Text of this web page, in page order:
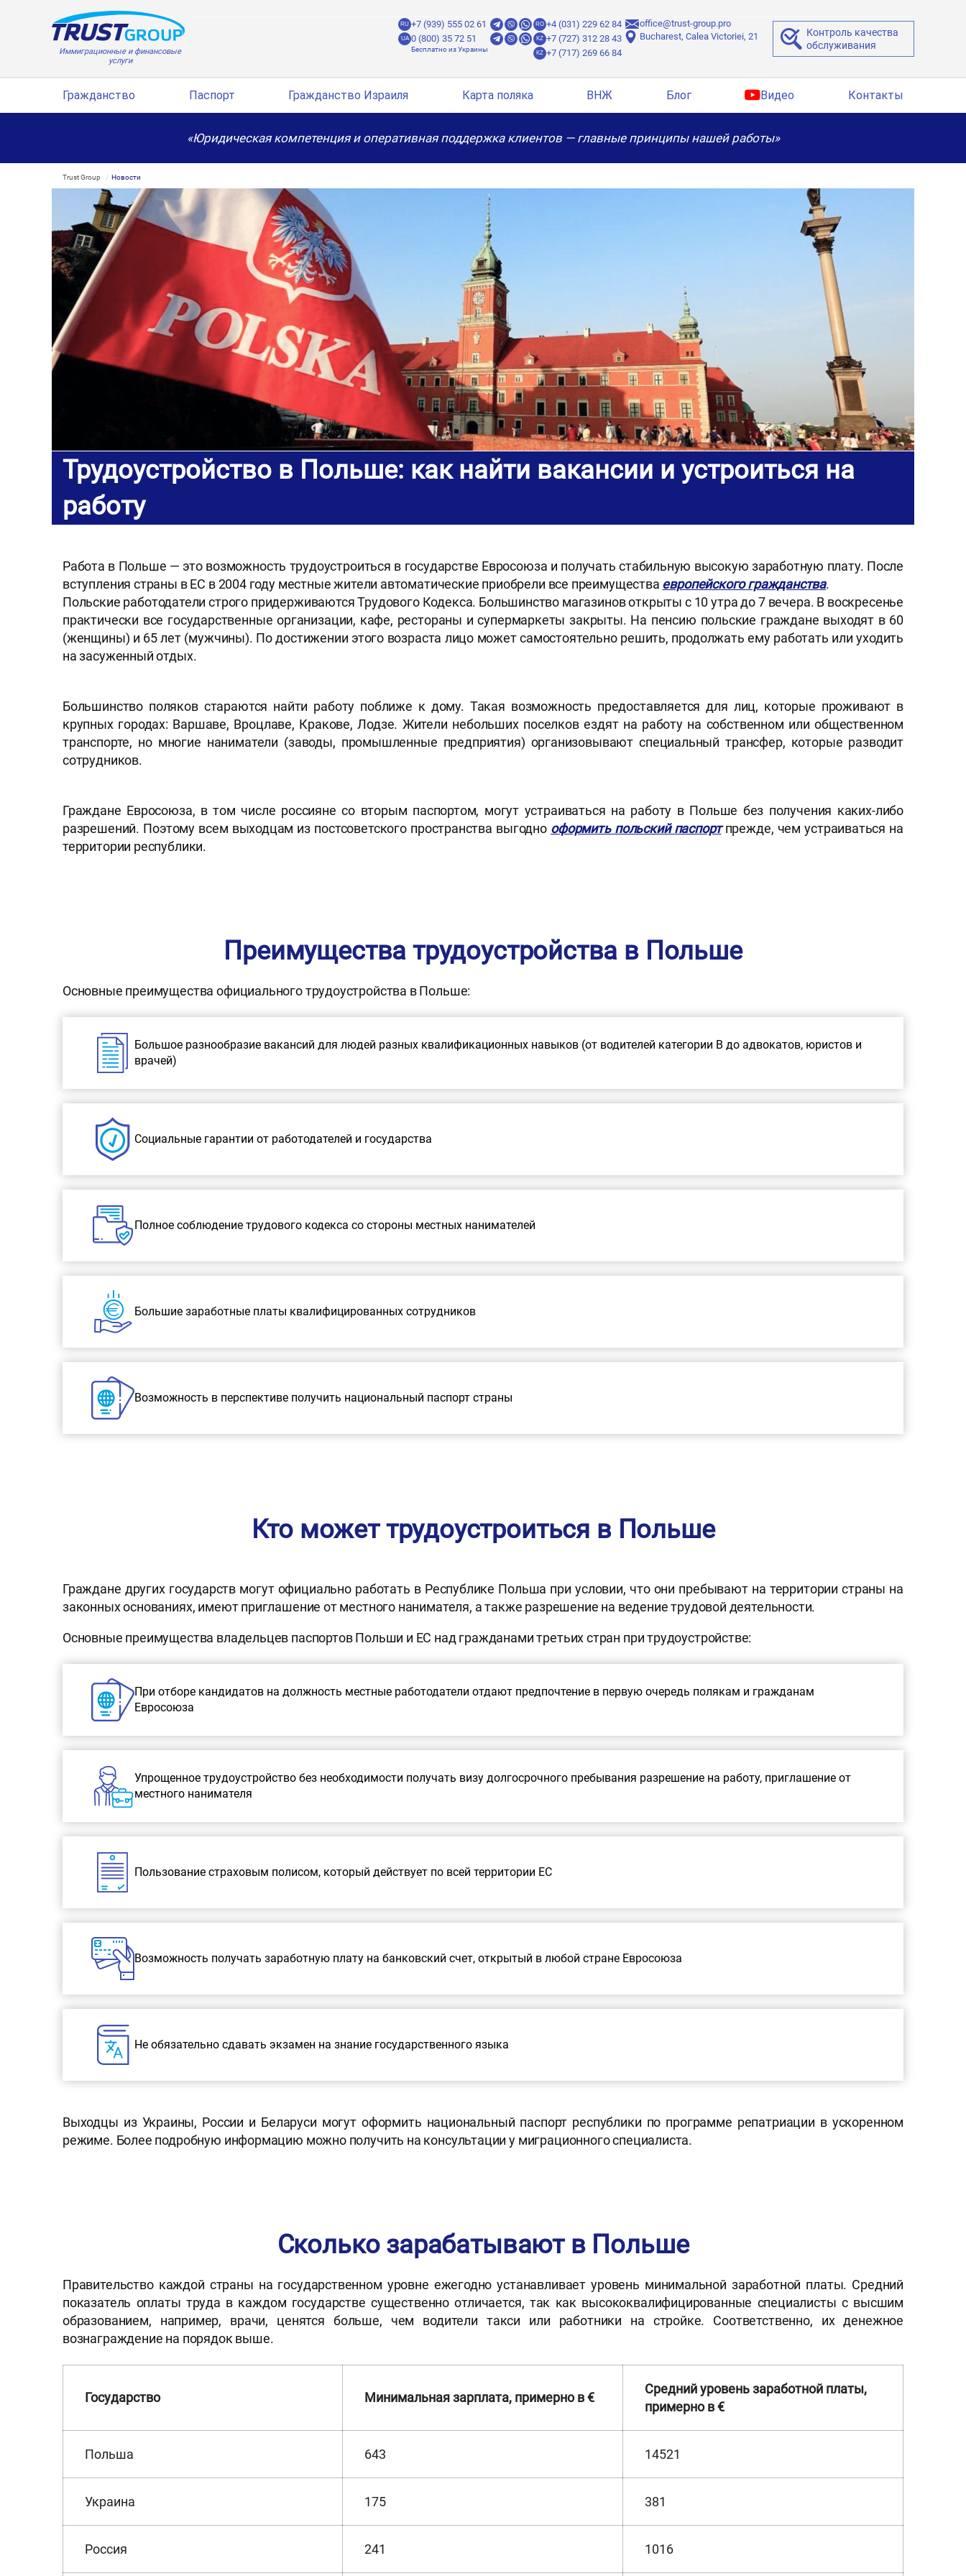
Иммиграционные и финансовые
услуги
RU +7 (939) 555 02 61
UA 0 (800) 35 72 51
RO +4 (031) 229 62 84
KZ +7 (727) 312 28 43
KZ +7 (717) 269 66 84
office@trust-group.pro
Bucharest, Calea Victoriei, 21
Контроль качества
обслуживания
Гражданство Паспорт Гражданство Израиля Карта поляка ВНЖ Блог Видео Контакты
«Юридическая компетенция и оперативная поддержка клиентов — главные принципы нашей работы»
Trust Group Новости
Трудоустройство в Польше: как найти вакансии и устроиться на
работу
Работа в Польше — это возможность трудоустроиться в государстве Евросоюза и получать стабильную высокую заработную плату. После
вступления страны в ЕС в 2004 году местные жители автоматические приобрели все преимущества европейского гражданства.
Польские работодатели строго придерживаются Трудового Кодекса. Большинство магазинов открыты с 10 утра до 7 вечера. В воскресенье
практически все государственные организации, кафе, рестораны и супермаркеты закрыты. На пенсию польские граждане выходят в 60
(женщины) и 65 лет (мужчины). По достижении этого возраста лицо может самостоятельно решить, продолжать ему работать или уходить
на засуженный отдых.
Большинство поляков стараются найти работу поближе к дому. Такая возможность предоставляется для лиц, которые проживают в
крупных городах: Варшаве, Вроцлаве, Кракове, Лодзе. Жители небольших поселков ездят на работу на собственном или общественном
транспорте, но многие наниматели (заводы, промышленные предприятия) организовывают специальный трансфер, которые разводит
сотрудников.
Граждане Евросоюза, в том числе россияне со вторым паспортом, могут устраиваться на работу в Польше без получения каких-либо
разрешений. Поэтому всем выходцам из постсоветского пространства выгодно оформить польский паспортпрежде, чем устраиваться на
территории республики.
Преимущества трудоустройства в Польше
Основные преимущества официального трудоустройства в Польше:
Большое разнообразие вакансий для людей разных квалификационных навыков (от водителей категории В до адвокатов, юристов и
врачей)
Социальные гарантии от работодателей и государства
Полное соблюдение трудового кодекса со стороны местных нанимателей
Большие заработные платы квалифицированных сотрудников
Возможность в перспективе получить национальный паспорт страны
Кто может трудоустроиться в Польше
Граждане других государств могут официально работать в Республике Польша при условии, что они пребывают на территории страны на
законных основаниях, имеют приглашение от местного нанимателя, а также разрешение на ведение трудовой деятельности.
Основные преимущества владельцев паспортов Польши и ЕС над гражданами третьих стран при трудоустройстве:
При отборе кандидатов на должность местные работодатели отдают предпочтение в первую очередь полякам и гражданам
Евросоюза
Упрощенное трудоустройство без необходимости получать визу долгосрочного пребывания разрешение на работу, приглашение от
местного нанимателя
Пользование страховым полисом, который действует по всей территории ЕС
Возможность получать заработную плату на банковский счет, открытый в любой стране Евросоюза
Не обязательно сдавать экзамен на знание государственного языка
Выходцы из Украины, России и Беларуси могут оформить национальный паспорт республики по программе репатриации в ускоренном
режиме. Более подробную информацию можно получить на консультации у миграционного специалиста.
Сколько зарабатывают в Польше
Правительство каждой страны на государственном уровне ежегодно устанавливает уровень минимальной заработной платы. Средний
показатель оплаты труда в каждом государстве существенно отличается, так как высококвалифицированные специалисты с высшим
образованием, например, врачи, ценятся больше, чем водители такси или работники на стройке. Соответственно, их денежное
вознаграждение на порядок выше.
Государство Минимальная зарплата, примерно в €
Средний уровень заработной платы,
примерно в €
Польша 643 14521
Украина 175 381
Россия 241 1016